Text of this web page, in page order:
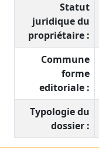
Statut
juridique du
propriétaire :
Commune
forme
editoriale :
Typologie du
dossier :